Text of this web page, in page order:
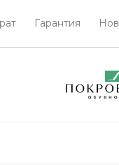
Гарантия